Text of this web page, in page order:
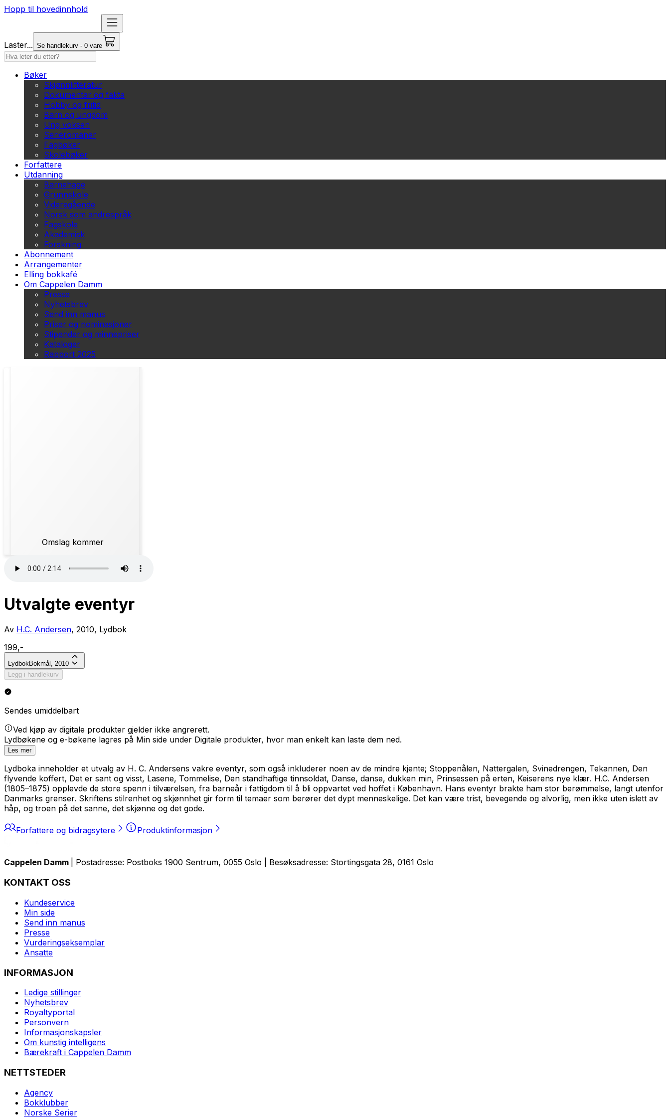
Hopp til hovedinnhold
Laster... Se handlekurv - 0 vare
Bøker
Skjønnlitteratur
Dokumentar og fakta
Hobby og fritid
Barn og ungdom
Ung voksen
Serieromaner
Fagbøker
Skolebøker
Forfattere
Utdanning
Barnehage
Grunnskole
Videregående
Norsk som andrespråk
Fagskole
Akademisk
Forskning
Abonnement
Arrangementer
Elling bokkafé
Om Cappelen Damm
Presse
Nyhetsbrev
Send inn manus
Priser og nominasjoner
Stipender og minnepriser
Kataloger
Rapport 2025
Omslag kommer
Utvalgte eventyr
Av H.C. Andersen, 2010, Lydbok
199,-
LydbokBokmål, 2010
Legg i handlekurv
Sendes umiddelbart
Ved kjøp av digitale produkter gjelder ikke angrerett.
Lydbøkene og e-bøkene lagres på Min side under Digitale produkter, hvor man enkelt kan laste dem ned.
Les mer
Lydboka inneholder et utvalg av H. C. Andersens vakre eventyr, som også inkluderer noen av de mindre kjente; Stoppenålen, Nattergalen, Svinedrengen, Tekannen, Den
flyvende koffert, Det er sant og visst, Lasene, Tommelise, Den standhaftige tinnsoldat, Danse, danse, dukken min, Prinsessen på erten, Keiserens nye klær. H.C. Andersen
(1805–1875) opplevde de store spenn i tilværelsen, fra barneår i fattigdom til å bli oppvartet ved hoffet i København. Hans eventyr brakte ham stor berømmelse, langt utenfor
Danmarks grenser. Skriftens stilrenhet og skjønnhet gir form til temaer som berører det dypt menneskelige. Det kan være trist, bevegende og alvorlig, men ikke uten islett av
håp, og troen på det sanne, det skjønne og det gode.
Forfattere og bidragsytere Produktinformasjon
Cappelen Damm | Postadresse: Postboks 1900 Sentrum, 0055 Oslo | Besøksadresse: Stortingsgata 28, 0161 Oslo
KONTAKT OSS
Kundeservice
Min side
Send inn manus
Presse
Vurderingseksemplar
Ansatte
INFORMASJON
Ledige stillinger
Nyhetsbrev
Royaltyportal
Personvern
Informasjonskapsler
Om kunstig intelligens
Bærekraft i Cappelen Damm
NETTSTEDER
Agency
Bokklubber
Norske Serier